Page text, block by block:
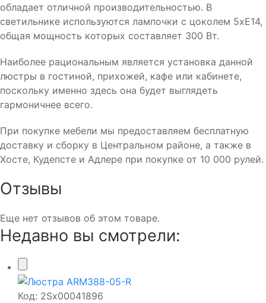
обладает отличной производительностью. В
светильнике используются лампочки с цоколем 5xE14,
общая мощность которых составляет 300 Вт.
Наиболее рациональным является установка данной
люстры в гостиной, прихожей, кафе или кабинете,
поскольку именно здесь она будет выглядеть
гармоничнее всего.
При покупке мебели мы предоставляем бесплатную
доставку и сборку в Центральном районе, а также в
Хосте, Кудепсте и Адлере при покупке от 10 000 рулей.
Отзывы
Еще нет отзывов об этом товаре.
Недавно вы смотрели:
Код: 2Sх00041896